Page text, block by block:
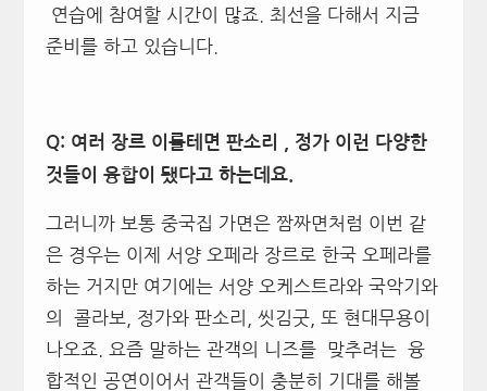
연습에 참여할 시간이 많죠. 최선을 다해서 지금
준비를 하고 있습니다.
Q: 여러 장르 이를테면 판소리 , 정가 이런 다양한
것들이 융합이 됐다고 하는데요.
그러니까 보통 중국집 가면은 짬짜면처럼 이번 같
은 경우는 이제 서양 오페라 장르로 한국 오페라를
하는 거지만 여기에는 서양 오케스트라와 국악기와
의 콜라보, 정가와 판소리, 씻김굿, 또 현대무용이
나오죠. 요즘 말하는 관객의 니즈를 맞추려는 융
합적인 공연이어서 관객들이 충분히 기대를 해볼